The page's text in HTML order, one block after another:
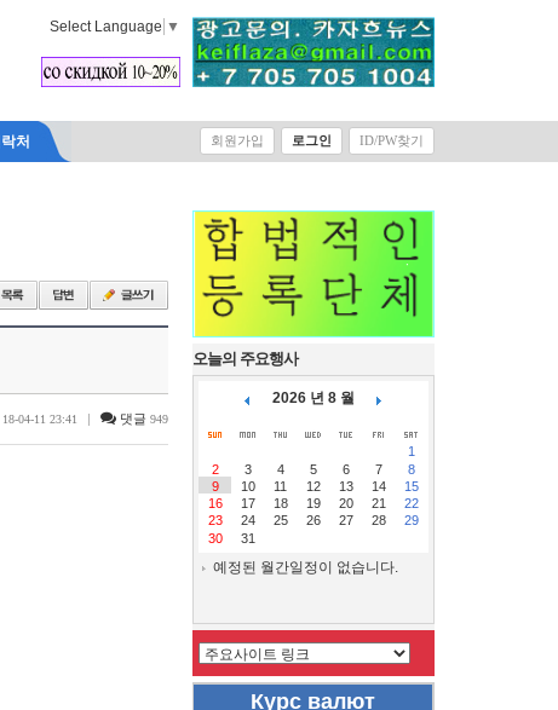
Select Language ▼
처 회원가입 로그인 ID/PW찾기
18-04-11 23:41 | 댓글 949
오늘의 주요행사
2026 년 8 월
1
2
3 4 5 6 7
8
9
10 11 12 13 14
15
16
17 18 19 20 21
22
23
24 25 26 27 28
29
30
31
예정된 월간일정이 없습니다.